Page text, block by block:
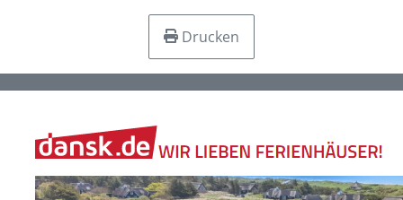
Drucken